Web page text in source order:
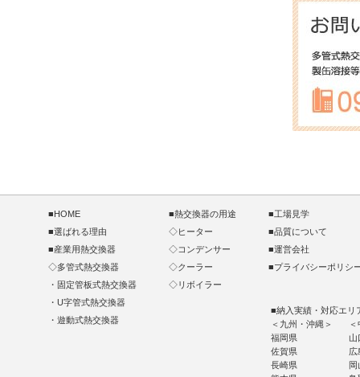
■HOME
■選ばれる理由
■産業用熱交換器
◇多管式熱交換器
・ 固定管板式熱交換器
・ U字管式熱交換器
・ 遊動式熱交換器
■熱交換器の用途
◇ヒーター
◇コンデンサー
◇クーラー
◇リボイラー
■工場見学
■品質について
■運営会社
■プライバシーポリシ
■納入実績・対応エリ
＜九州・沖縄＞
福岡県
佐賀県
長崎県
山
広
岡